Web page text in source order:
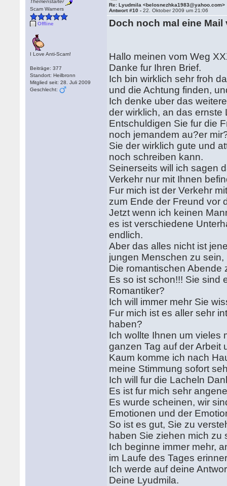
Themenstarter
Scam Warners
Offline
I Love Anti-Scam!
Beiträge: 377
Standort: Heilbronn
Mitglied seit: 28. Juli 2009
Geschlecht:
Re: Lyudmila <belosnezhka1983@yahoo.com>
Antwort #10 -22. Oktober 2009 um 21:06
Doch noch mal eine Mail
Hallo meinen vom Weg
Danke fur Ihren Brief.
Ich bin wirklich sehr froh
und die Achtung finden,
Ich denke uber das
der wirklich, an das
Entschuldigen Sie fur die
noch jemandem au?er
Sie der wirklich gute und
noch schreiben kann.
Seinerseits will ich sagen
Verkehr nur mit Ihnen
Fur mich ist der Verkehr
zum Ende der Freund vor
Jetzt wenn ich keinen
es ist verschiedene
endlich.
Aber das alles nicht ist
jungen Menschen zu
Die romantischen
Es so ist schon!!! Sie sind
Romantiker?
Ich will immer mehr Sie
Fur mich ist es aller sehr
haben?
Ich wollte Ihnen um vieles
ganzen Tag auf der
Kaum komme ich nach
meine Stimmung sofort
Ich will fur die Lacheln
Es ist fur mich sehr
Es wurde scheinen, wir
Emotionen und der
So ist es gut, Sie zu
haben Sie ziehen mich zu
Ich beginne immer mehr,
im Laufe des Tages
Ich werde auf deine
Deine Lyudmila.